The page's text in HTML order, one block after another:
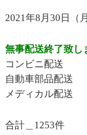
2021年8月30 日（
無事配送終了致し
コンビニ配送
自動車部品配送
メディカル配送
合計＿1253件